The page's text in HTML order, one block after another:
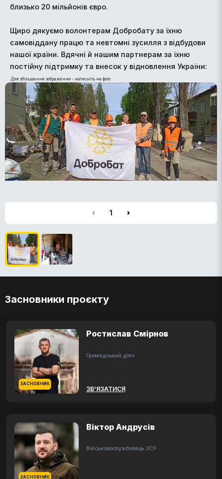
близько 20 мільйонів євро.
Щиро дякуємо волонтерам Добробату за їхню
самовіддану працю та невтомні зусилля з відбудови
нашої країни. Вдячні й нашим партнерам за їхню
постійну підтримку та внесок у відновлення України:
Для збільшення зображення - натисніть на фото
1
Засновники проєкту
ЗАСНОВНИК
Ростислав Смірнов
Громадський діяч
ЗВ'ЯЗАТИСЯ
ЗАСНОВНИК
Віктор Андрусів
Військовослужбовець ЗСУ